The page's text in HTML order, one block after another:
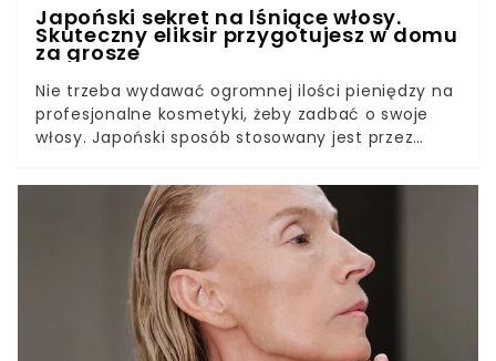
Japoński sekret na lśniące włosy.
Skuteczny eliksir przygotujesz w domu
za grosze
Nie trzeba wydawać ogromnej ilości pieniędzy na
profesjonalne kosmetyki, żeby zadbać o swoje
włosy. Japoński sposób stosowany jest przez
zaskoczyć, szczególnie że można ją wykonać
samodzielnie w domu niewielkim kosztem.